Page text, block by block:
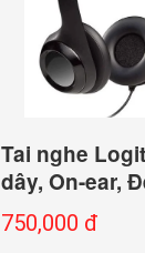
Tai nghe
dây, On-ear,
750,000 đ